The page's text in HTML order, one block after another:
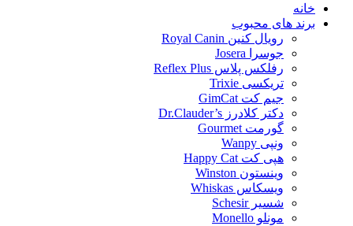
خانه
برند های محبوب
رویال کنین Royal Canin
جوسرا Josera
رفلکس پلاس Reflex Plus
تریکسی Trixie
جیم کت GimCat
دکتر کلادرز Dr.Clauder’s
گورمت Gourmet
ونپی Wanpy
هپی کت Happy Cat
وینستون Winston
ویسکاس Whiskas
شسیر Schesir
مونلو Monello